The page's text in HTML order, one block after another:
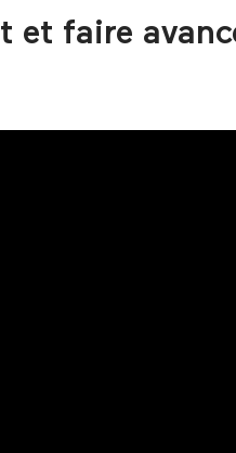
et faire